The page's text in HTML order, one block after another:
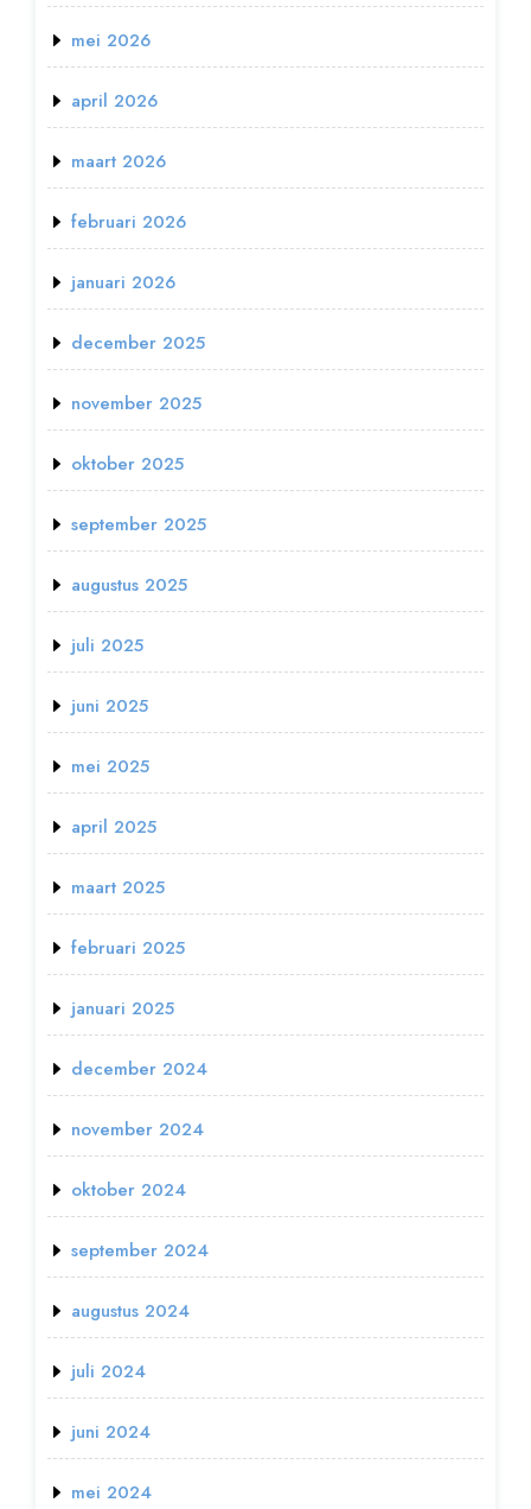
mei 2026
april 2026
maart 2026
februari 2026
januari 2026
december 2025
november 2025
oktober 2025
september 2025
augustus 2025
juli 2025
juni 2025
mei 2025
april 2025
maart 2025
februari 2025
januari 2025
december 2024
november 2024
oktober 2024
september 2024
augustus 2024
juli 2024
juni 2024
mei 2024